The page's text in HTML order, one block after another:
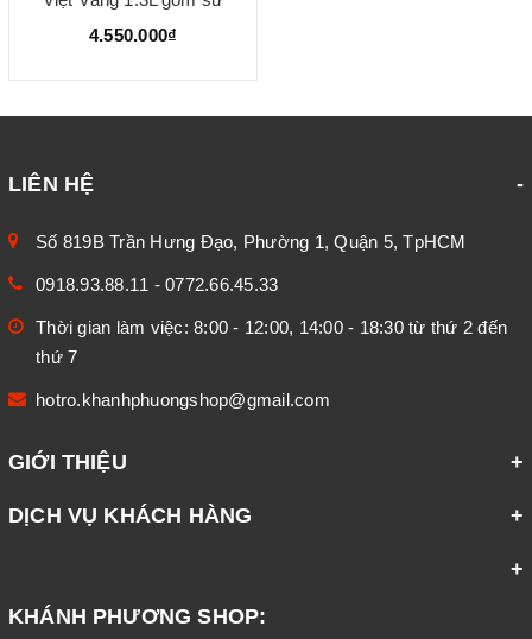
Minh Long
4.550.000₫
LIÊN HỆ
Số 819B Trần Hưng Đạo, Phường 1, Quận 5, TpHCM
0918.93.88.11 - 0772.66.45.33
Thời gian làm việc: 8:00 - 12:00, 14:00 - 18:30 từ thứ 2 đến
thứ 7
hotro.khanhphuongshop@gmail.com
GIỚI THIỆU
DỊCH VỤ KHÁCH HÀNG
KHÁNH PHƯƠNG SHOP: